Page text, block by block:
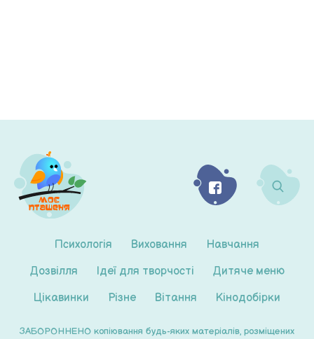
Психологія Виховання
Навчання
Дозвілля
Ідеї для творчості
Дитяче меню
Цікавинки
Різне Вітання Кінодобірки
ЗАБОРОННЕНО копіювання будь-яких матеріалів, розміщених